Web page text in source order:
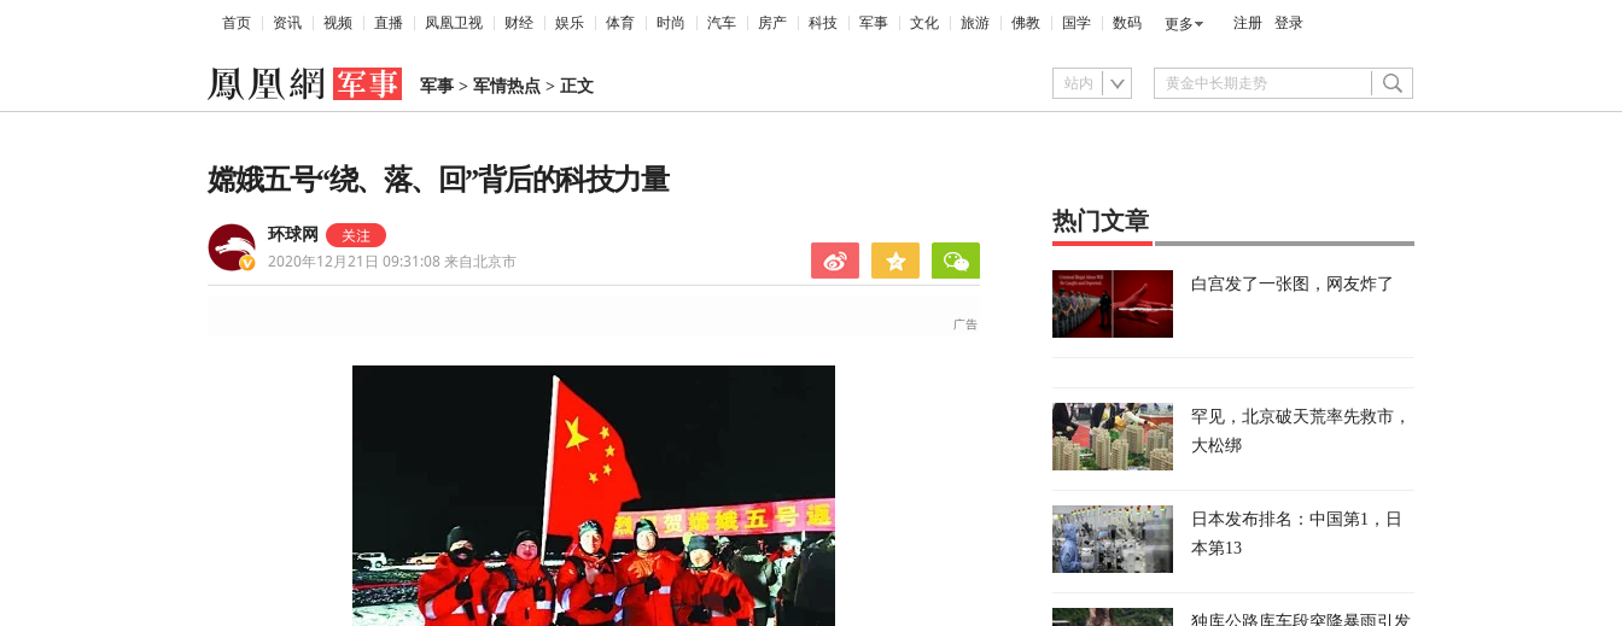
首页 资讯 视频 直播 凤凰卫视 财经 娱乐 体育 时尚 汽车 房产 科技 军事 文化 旅游 佛教 国学 数码 更多 注册 登录
军事 > 军情热点 > 正文 站内
嫦娥五号“绕、落、回”背后的科技力量
环球网
2020年12月21日 09:31:08 来自北京市
热门文章
白宫发了一张图，网友炸了
罕见，北京破天荒率先救市，
大松绑
日本发布排名：中国第1，日
本第13
独库公路库车段突降暴雨引发